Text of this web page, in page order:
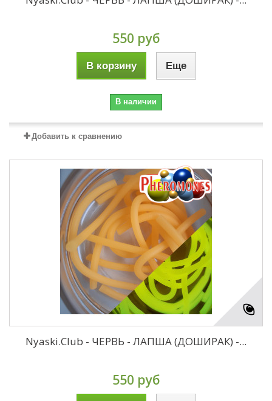
550 руб
В корзину Еще
В наличии
Добавить к сравнению
Nyaski.Club - ЧЕРВЬ - ЛАПША (ДОШИРАК) -...
550 руб